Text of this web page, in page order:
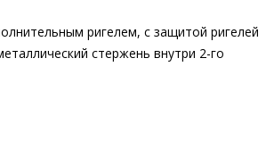
ригелем, с защитой ригелей
стержень внутри 2-го